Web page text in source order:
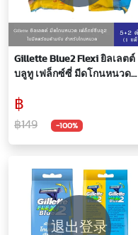
Gillette Blue2 Flexi ยิลเลตต์
บลูทู เฟล็กซ์ซี่ มีดโกนหนวด
฿
฿149 -100%
退出登录